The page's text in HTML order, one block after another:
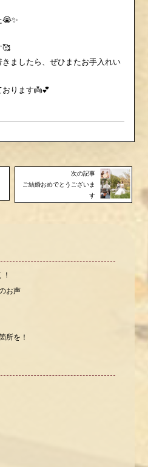
😭✨
🥰
ましたら、ぜひまたお手入れい
ります👼💕
次の記事
ご結婚おめでとうございま
す
お声
所を！